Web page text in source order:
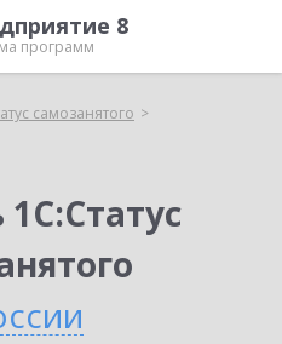
8
программ
самозанятого